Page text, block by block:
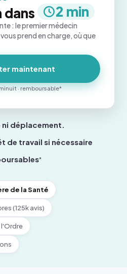
déplacement.
de travail si nécessaire
*
de la Santé
(125k avis)
l'Ordre
dans 2 min
: le premier médecin
prend en charge, où que
maintenant
· remboursable*